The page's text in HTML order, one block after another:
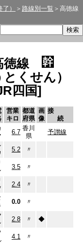
） ＞ 路線別一覧 ＞高徳線
徳線
とくせん）
四国]
営業
キロ
都道
府県
画
像
接
続
6.7
香川
県
予讃線
5.2
〃
3.5 〃
2.4 〃
0.0 〃
2.8 〃
◆
4.1 〃